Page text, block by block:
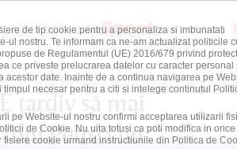
tardiv să mai
Petrea nu
de tip cookie pentru a personaliza si imbunatati
ul nostru. Te informam ca ne-am actualizat politicile
de Regulamentul (UE) 2016/679 privind
ce priveste prelucrarea datelor cu caracter personal
acestor date. Inainte de a continua navigarea pe
timpul necesar pentru a citi si intelege continutul
pe Website-ul nostru confirmi acceptarea utilizarii
de Cookie. Nu uita totusi ca poti modifica in orice
fisiere cookie urmand instructiunile din Politica de